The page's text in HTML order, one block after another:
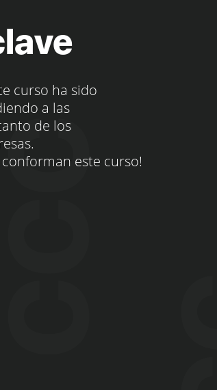
curso ha sido
a las
de los
este curso!